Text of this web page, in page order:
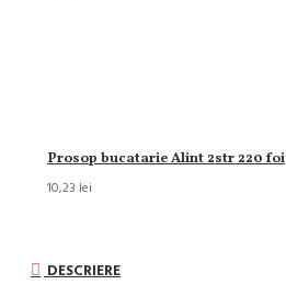
Prosop bucatarie Alint 2str 220 foi
10,23 lei
DESCRIERE